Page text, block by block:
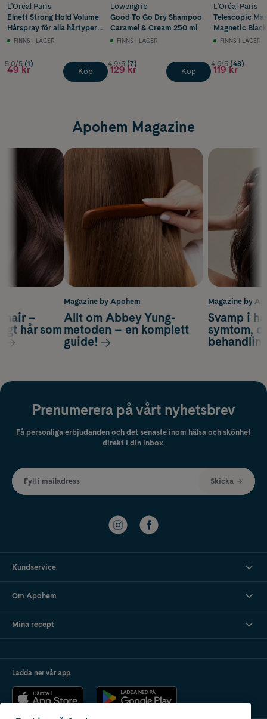
L'Oréal Paris
Elnett Strong Hold Volume
Hårspray för alla hårtyper
200 ml
FINNS I LAGER
5.0/5 (1)
49 kr Köp
Löwengrip
Good To Go Dry Shampoo
Caramel & Cream 250 ml
FINNS I LAGER
4.9/5 (7)
129 kr Köp
L'Oréal Paris
Telescopic
Magnetic Black
FINNS I LAGER
4.6/5 (48)
119 kr
Apohem Magazine
Magazine by
Svamp i
symtom,
hair –
hår som
Magazine by Apohem
Allt om Abbey Yung-
metoden – en komplett
guide!
Prenumerera på vårt nyhetsbrev
Få personliga erbjudanden och det senaste inom hälsa och skönhet
direkt i din inbox.
Fyll i mailadress Skicka
Kundservice
Om Apohem
Mina recept
Ladda ner vår app